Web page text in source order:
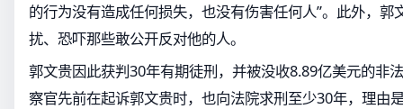
的行为没有造成任何损失，也没有伤害任何人”。此外，郭
扰、恐吓那些敢公开反对他的人。
郭文贵因此获判30年有期徒刑，并被没收8.89亿美元的非
察官先前在起诉郭文贵时，也向法院求刑至少30年，理由